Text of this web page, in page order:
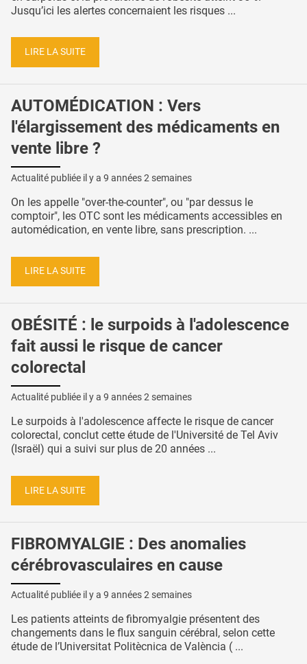
Jusqu’ici les alertes concernaient les risques ...
LIRE LA SUITE
AUTOMÉDICATION : Vers
l'élargissement des médicaments en
vente libre ?
Actualité publiée il y a 9 années 2 semaines
On les appelle "over-the-counter", ou "par dessus le
comptoir", les OTC sont les médicaments accessibles en
automédication, en vente libre, sans prescription. ...
LIRE LA SUITE
OBÉSITÉ : le surpoids à l'adolescence
fait aussi le risque de cancer
colorectal
Actualité publiée il y a 9 années 2 semaines
Le surpoids à l'adolescence affecte le risque de cancer
colorectal, conclut cette étude de l'Université de Tel Aviv
(Israël) qui a suivi sur plus de 20 années ...
LIRE LA SUITE
FIBROMYALGIE : Des anomalies
cérébrovasculaires en cause
Actualité publiée il y a 9 années 2 semaines
Les patients atteints de fibromyalgie présentent des
changements dans le flux sanguin cérébral, selon cette
étude de l’Universitat Politècnica de València ( ...